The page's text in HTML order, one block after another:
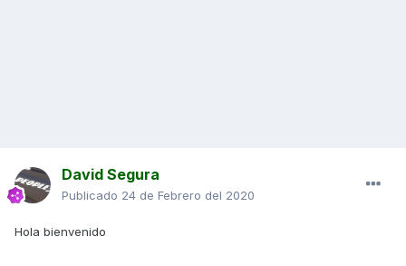
David Segura
Publicado 24 de Febrero del 2020
Hola bienvenido